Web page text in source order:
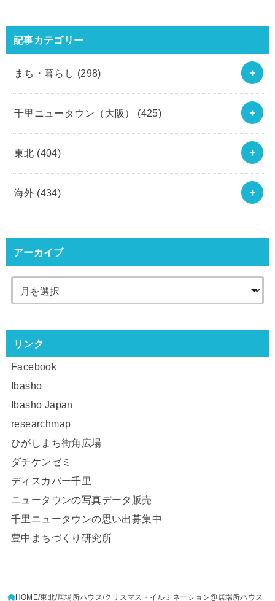
記事カテゴリー
まち・暮らし (298)
千里ニュータウン（大阪） (425)
東北 (404)
海外 (434)
アーカイブ
リンク
Facebook
Ibasho
Ibasho Japan
researchmap
ひがしまち街角広場
ダチケンゼミ
ディスカバー千里
ニュータウンの写真データ販売
千里ニュータウンの思い出募集中
豊中まちづくり研究所
HOME 東北 居場所ハウス クリスマス・イルミネーション@居場所ハウス